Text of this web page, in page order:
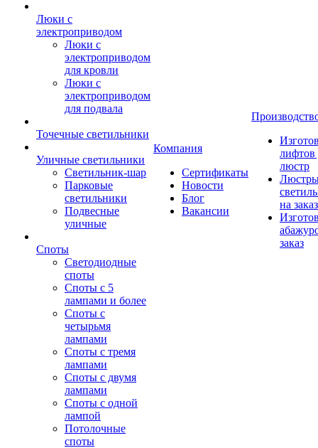
Люки с
электроприводом
Люки с
электроприводом
для кровли
Люки с
электроприводом
для подвала
Точечные светильники
Уличные светильники
Светильник-шар
Парковые
светильники
Подвесные
уличные
Споты
Светодиодные
споты
Споты с 5
лампами и более
Споты с
четырьмя
лампами
Споты с тремя
лампами
Споты с двумя
лампами
Споты с одной
лампой
Потолочные
споты
Компания
Сертификаты
Новости
Блог
Вакансии
лифтов
люстр
на заказ
заказ